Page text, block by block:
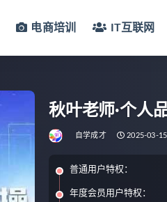
电商培训 IT互联网
秋叶老师·个人
自学成才 2025-03-15
普通用户特权：
年度会员用户特权：